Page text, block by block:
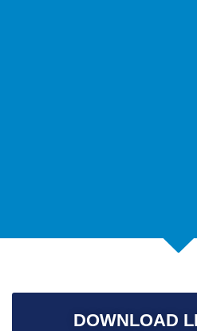
DOWNLOAD